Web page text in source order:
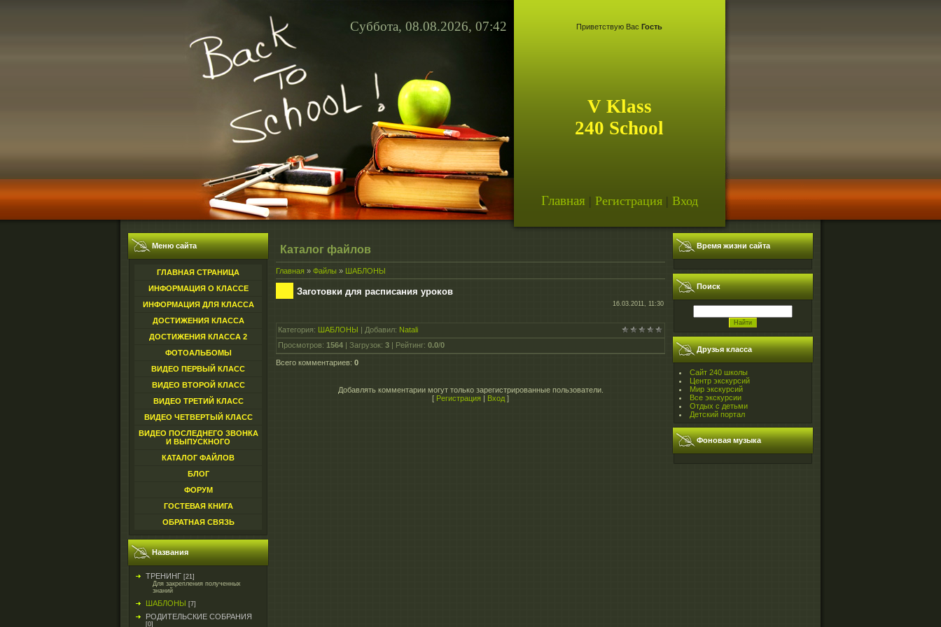
Суббота, 08.08.2026, 07:42 Приветствую Вас Гость
V Klass
240 School
Главная | Регистрация| Вход
Меню сайта
ГЛАВНАЯ СТРАНИЦА
ИНФОРМАЦИЯ О КЛАССЕ
ИНФОРМАЦИЯ ДЛЯ КЛАССА
ДОСТИЖЕНИЯ КЛАССА
ДОСТИЖЕНИЯ КЛАССА 2
ФОТОАЛЬБОМЫ
ВИДЕО ПЕРВЫЙ КЛАСС
ВИДЕО ВТОРОЙ КЛАСС
ВИДЕО ТРЕТИЙ КЛАСС
ВИДЕО ЧЕТВЕРТЫЙ КЛАСС
ВИДЕО ПОСЛЕДНЕГО ЗВОНКА
И ВЫПУСКНОГО
КАТАЛОГ ФАЙЛОВ
БЛОГ
ФОРУМ
ГОСТЕВАЯ КНИГА
ОБРАТНАЯ СВЯЗЬ
Названия
ТРЕНИНГ [21]
Для закрепления полученных
знаний
ШАБЛОНЫ [7]
РОДИТЕЛЬСКИЕ СОБРАНИЯ
[0]
Каталог файлов
Главная » Файлы » ШАБЛОНЫ
Заготовки для расписания уроков
16.03.2011, 11:30
Категория: ШАБЛОНЫ Добавил: Natali
Просмотров: 1564 Загрузок: 3 Рейтинг: 0.0/0
Всего комментариев: 0
Добавлять комментарии могут только зарегистрированные пользователи.
[ Регистрация Вход ]
Время жизни сайта
Поиск
Друзья класса
Сайт 240 школы
Центр экскурсий
Мир экскурсий
Все экскурсии
Отдых с детьми
Детский портал
Фоновая музыка